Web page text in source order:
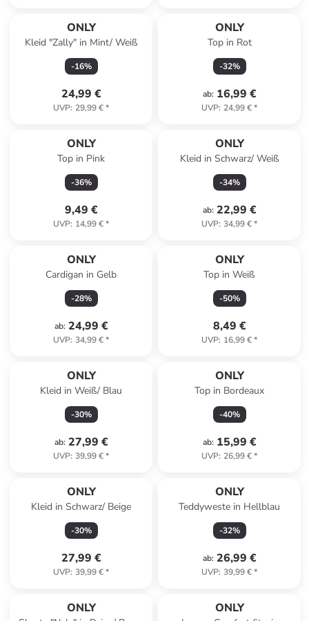
ONLY
Kleid "Zally" in Mint/ Weiß
-16%
24,99 €
UVP: 29,99 €*
ONLY
Top in Rot
-32%
ab: 16,99 €
UVP: 24,99 €*
ONLY
Top in Pink
-36%
9,49 €
UVP: 14,99 €*
ONLY
Kleid in Schwarz/ Weiß
-34%
ab: 22,99 €
UVP: 34,99 €*
ONLY
Cardigan in Gelb
-28%
ab: 24,99 €
UVP: 34,99 €*
ONLY
Top in Weiß
-50%
8,49 €
UVP: 16,99 €*
ONLY
Kleid in Weiß/ Blau
-30%
ab: 27,99 €
UVP: 39,99 €*
ONLY
Top in Bordeaux
-40%
ab: 15,99 €
UVP: 26,99 €*
ONLY
Kleid in Schwarz/ Beige
-30%
27,99 €
UVP: 39,99 €*
ONLY
Teddyweste in Hellblau
-32%
ab: 26,99 €
UVP: 39,99 €*
ONLY ONLY